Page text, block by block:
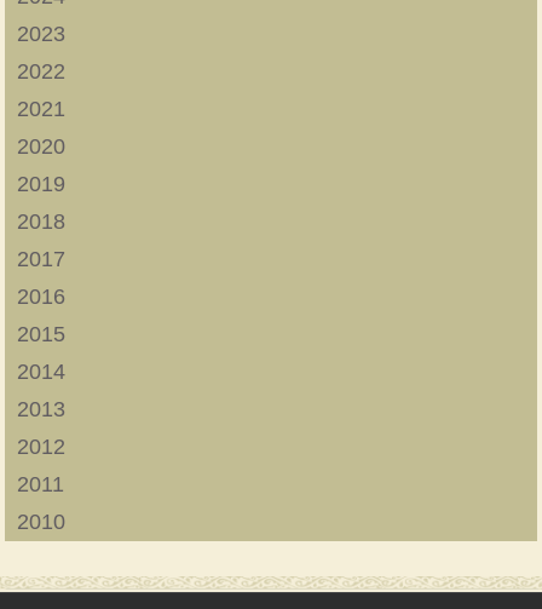
2023
2022
2021
2020
2019
2018
2017
2016
2015
2014
2013
2012
2011
2010